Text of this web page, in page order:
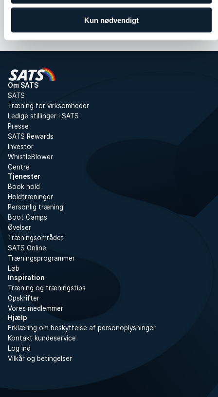
Kun nødvendigt
Om SATS
SATS
Træning for virksomheder
Ledige stillinger i SATS
Presse
SATS Rewards
Investor
WhistleBlower
Centre
Tjenester
Book hold
Holdtræninger
Personlig træning
Boot Camps
Øvelser
Træningsområdet
SATS Online
Træningsprogrammer
Løb
Inspiration
Træning og træningstips
Opskrifter
Vores medlemmer
Hjælp
Erklæring om beskyttelse af personoplysninger
Kontakt kundeservice
Log ind
Vilkår og betingelser